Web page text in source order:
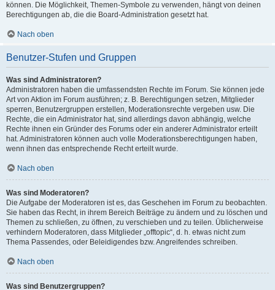
können. Die Möglichkeit, Themen-Symbole zu verwenden, hängt von deinen
Berechtigungen ab, die die Board-Administration gesetzt hat.
Nach oben
Benutzer-Stufen und Gruppen
Was sind Administratoren?
Administratoren haben die umfassendsten Rechte im Forum. Sie können jede
Art von Aktion im Forum ausführen; z. B. Berechtigungen setzen, Mitglieder
sperren, Benutzergruppen erstellen, Moderationsrechte vergeben usw. Die
Rechte, die ein Administrator hat, sind allerdings davon abhängig, welche
Rechte ihnen ein Gründer des Forums oder ein anderer Administrator erteilt
hat. Administratoren können auch volle Moderationsberechtigungen haben,
wenn ihnen das entsprechende Recht erteilt wurde.
Nach oben
Was sind Moderatoren?
Die Aufgabe der Moderatoren ist es, das Geschehen im Forum zu beobachten.
Sie haben das Recht, in ihrem Bereich Beiträge zu ändern und zu löschen und
Themen zu schließen, zu öffnen, zu verschieben und zu teilen. Üblicherweise
verhindern Moderatoren, dass Mitglieder „offtopic“, d. h. etwas nicht zum
Thema Passendes, oder Beleidigendes bzw. Angreifendes schreiben.
Nach oben
Was sind Benutzergruppen?